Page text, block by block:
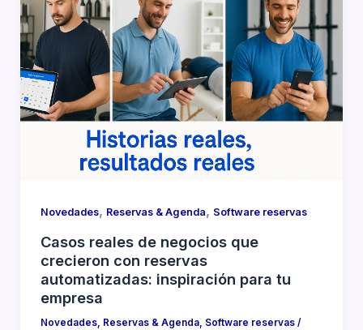
Novedades, Reservas & Agenda, Software reservas
Casos reales de negocios que
crecieron con reservas
automatizadas: inspiración para tu
empresa
Novedades, Reservas & Agenda, Software reservas/